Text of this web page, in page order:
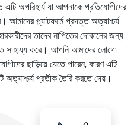
অপরিহার্য যা আপনাকে প্রতিযোগীদের
আমাদের প্ল্যাটফর্মে প্রদত্ত অত্যাশ্চর্য
তাদের নাপিতের দোকানের জন্য
সাহায্য করে। আপনি আমাদেরলোগো
ছাড়িয়ে যেতে পারেন, কারণ এটি
প্রতীক তৈরি করতে দেয়।